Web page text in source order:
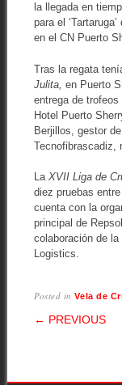
la llegada en
para el
en el CN Puerto
Tras la regata
Julita, en Puerto
entrega de
Hotel Puerto
Berjillos, gestor
Tecnofibrascadiz,
La XVII Liga de
diez pruebas
cuenta con la
principal de
colaboración de
Logistics.
Posted inVela de
POST
← PREVIOUS